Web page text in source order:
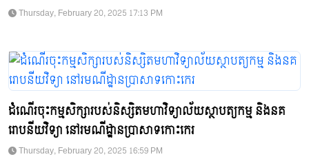
Thursday, February 20, 2025 17:13 PM
ដំណើរចុះកម្មសិក្សារបស់និស្សិតមហាវិទ្យាល័យស្ថាបត្យកម្ម និងនគ
រោបនីយវិទ្យា នៅរមណីដ្ឋានប្រាសាទកោះកេរ
Thursday, February 20, 2025 16:59 PM